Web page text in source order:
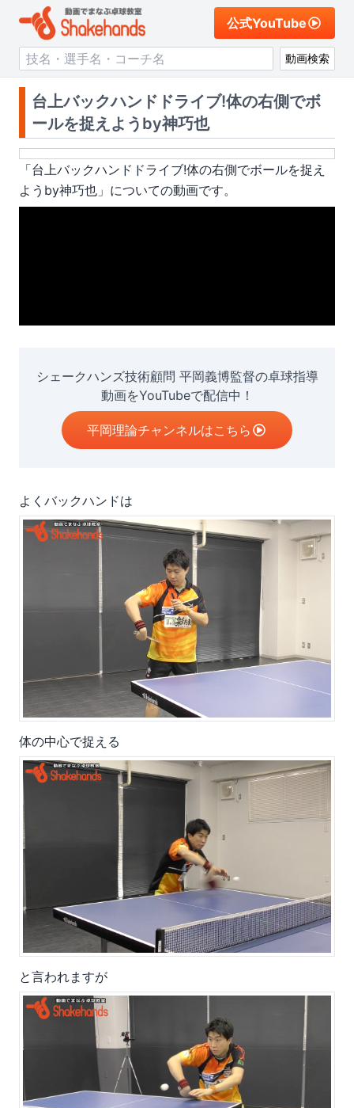
公式YouTube
動画検索
台上バックハンドドライブ!体の右側でボ
ールを捉えようby神巧也
「台上バックハンドドライブ!体の右側でボールを捉え
ようby神巧也 」についての動画です。
シェークハンズ技術顧問 平岡義博監督の卓球指導
動画をYouTubeで配信中！
平岡理論チャンネルはこちら
よくバックハンドは
体の中心で捉える
と言われますが